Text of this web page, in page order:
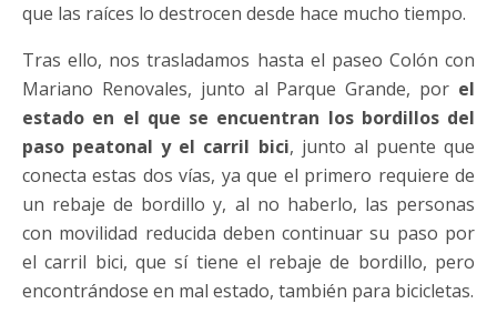
que las raíces lo destrocen desde hace mucho tiempo.
Tras ello, nos trasladamos hasta el paseo Colón con
Mariano Renovales, junto al Parque Grande, por el
estado en el que se encuentran los bordillos del
paso peatonal y el carril bici, junto al puente que
conecta estas dos vías, ya que el primero requiere de
un rebaje de bordillo y, al no haberlo, las personas
con movilidad reducida deben continuar su paso por
el carril bici, que sí tiene el rebaje de bordillo, pero
encontrándose en mal estado, también para bicicletas.